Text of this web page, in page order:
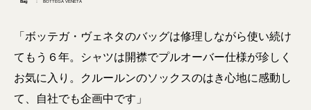
Bag ： BOTTEGA VENETA
「ボッテガ・ヴェネタのバッグは修理しながら使い続け
てもう６年。シャツは開襟でプルオーバー仕様が珍しく
お気に入り。クルールンのソックスのはき心地に感動し
て、自社でも企画中です」